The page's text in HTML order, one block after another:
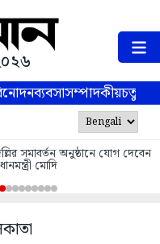
ব্যবসাসম্পাদকীয়
সমাবর্তন অনুষ্ঠানে যোগ দেবেন
মোদি